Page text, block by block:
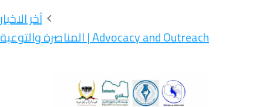
آخر الاخبار
Advocacy and Outreach | المناصرة والتوعية